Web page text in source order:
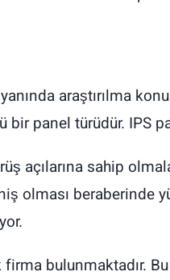
yanında araştırılma
bir panel türüdür.
açılarına sahip
olması beraberinde
bulunmaktadır.